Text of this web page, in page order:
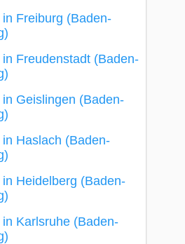
Freiburg (Baden-
Freudenstadt (Baden-
Geislingen (Baden-
Haslach (Baden-
Heidelberg (Baden-
Karlsruhe (Baden-